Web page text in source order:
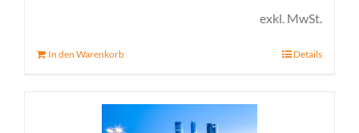
exkl. MwSt.
In den Warenkorb Details